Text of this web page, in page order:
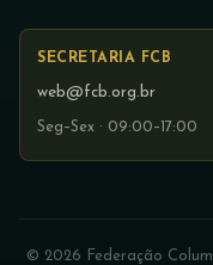
SECRETARIA FCB
web@fcb.org.br
Seg–Sex · 09:00–17:00
© 2026 Federação